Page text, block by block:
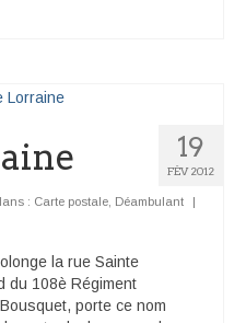
19
FÉV 2012
: Carte postale Déambulant
|
la rue Sainte
du 108è Régiment
porte ce nom